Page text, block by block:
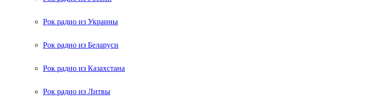
Рок радио из Украины
Рок радио из Беларуси
Рок радио из Казахстана
Рок радио из Литвы